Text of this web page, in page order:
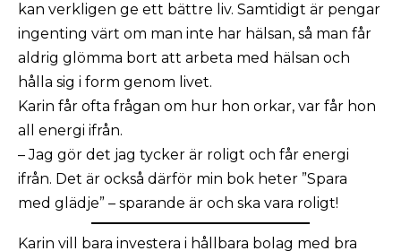
kan verkligen ge ett bättre liv. Samtidigt är pengar
ingenting värt om man inte har hälsan, så man får
aldrig glömma bort att arbeta med hälsan och
hålla sig i form genom livet.
Karin får ofta frågan om hur hon orkar, var får hon
all energi ifrån.
– Jag gör det jag tycker är roligt och får energi
ifrån. Det är också därför min bok heter ”Spara
med glädje” – sparande är och ska vara roligt!
Karin vill bara investera i hållbara bolag med bra